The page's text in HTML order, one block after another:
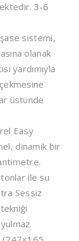
3-6
sistemi,
olanak
yardımıyla
üstünde
Easy
dinamik bir
ile su
Sessiz